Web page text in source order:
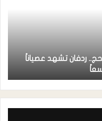
ردفان تشهد عصياناً